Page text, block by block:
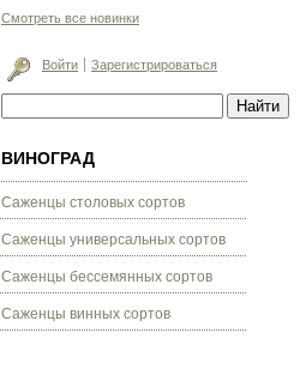
Смотреть все новинки
Войти Зарегистрироваться
ВИНОГРАД
Саженцы столовых сортов
Саженцы универсальных сортов
Саженцы бессемянных сортов
Саженцы винных сортов